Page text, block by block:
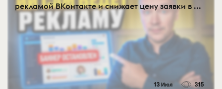
рекламой ВКонтакте и снижает цену заявки в ...
13 Июл 315